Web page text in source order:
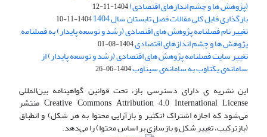
(پژوهش ها و چشم اندازهای اقتصادی)1404-11-12
بارگذاری فایل کلی مقالات فصل تابستان سال 1404 1404-11-10
تغییر نام فصلنامه پژوهش های اقتصادی (رشد و توسعه پایدار) به فصلنامه
پژوهش ها و چشم اندازهای اقتصادی1404-08-01
تغییر سایت فصلنامه پژوهش های اقتصادی (رشد و توسعه پایدار) از
سامانه‌ی یکتاوب به سامانه‌ی سیناوب1404-06-26
این نشریه ی دارای دسترسی باز، تحت قوانین گواهینامه بین‌المللی
Creative Commons Attribution 4.0 International License منتشر
می‌شود که اجازه اشتراک (تکثیر و بازآرایی محتوا به هر شکل) و انطباق
(بازترکیب، تغییر شکل و بازسازی بر اساس محتوا) را می‌دهد.